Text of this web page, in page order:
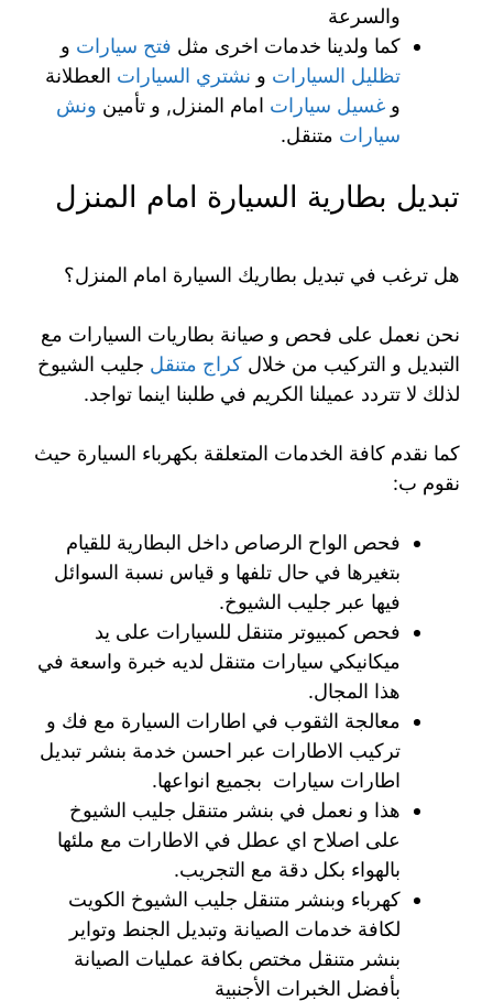
والسرعة
كما ولدينا خدمات اخرى مثل فتح سيارات و
تظليل السيارات و نشتري السيارات العطلانة
و غسيل سيارات امام المنزل, و تأمين ونش
سيارات متنقل.
تبديل بطارية السيارة امام المنزل
هل ترغب في تبديل بطاريك السيارة امام المنزل؟
نحن نعمل على فحص و صيانة بطاريات السيارات مع
التبديل و التركيب من خلال كراج متنقل جليب الشيوخ
لذلك لا تتردد عميلنا الكريم في طلبنا اينما تواجد.
كما نقدم كافة الخدمات المتعلقة بكهرباء السيارة حيث
نقوم ب:
فحص الواح الرصاص داخل البطارية للقيام
بتغيرها في حال تلفها و قياس نسبة السوائل
فيها عبر جليب الشيوخ.
فحص كمبيوتر متنقل للسيارات على يد
ميكانيكي سيارات متنقل لديه خبرة واسعة في
هذا المجال.
معالجة الثقوب في اطارات السيارة مع فك و
تركيب الاطارات عبر احسن خدمة بنشر تبديل
اطارات سيارات بجميع انواعها.
هذا و نعمل في بنشر متنقل جليب الشيوخ
على اصلاح اي عطل في الاطارات مع ملئها
بالهواء بكل دقة مع التجريب.
كهرباء وبنشر متنقل جليب الشيوخ الكويت
لكافة خدمات الصيانة وتبديل الجنط وتواير
بنشر متنقل مختص بكافة عمليات الصيانة
بأفضل الخبرات الأجنبية